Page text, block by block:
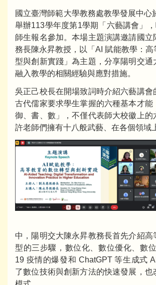
國立臺灣師範大學教務處教學發展中心
舉辦113學年度第1學期「六藝講會」
師生報名參加。本場主題演講邀請國立
務長陳永昇教授，以「AI 賦能教學：
型與創新實踐」為主題，分享陽明交通
融入教學的相關經驗與應對措施。
吳正己校長在開場致詞時介紹六藝講會
古代儒家要求學生掌握的六種基本才能
御、書、數」，不僅代表師大校徽上的
許老師們擁有十八般武藝、在各個領域
中，陽明交大陳永昇教務長首先介紹高
型的三步驟，數位化、數位優化、數
19 疫情的爆發和 ChatGPT 等生成式
了數位技術與創新方法的快速發展，也